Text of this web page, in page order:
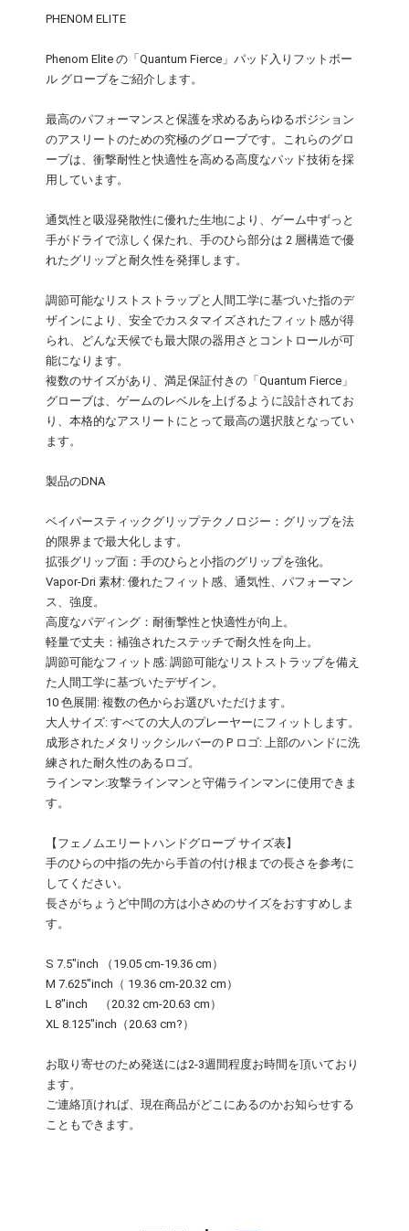
PHENOM ELITE
Phenom Elite の「Quantum Fierce」パッド入りフットボー
ル グローブをご紹介します。
最高のパフォーマンスと保護を求めるあらゆるポジション
のアスリートのための究極のグローブです。これらのグロ
ーブは、衝撃耐性と快適性を高める高度なパッド技術を採
用しています。
通気性と吸湿発散性に優れた生地により、ゲーム中ずっと
手がドライで涼しく保たれ、手のひら部分は 2 層構造で優
れたグリップと耐久性を発揮します。
調節可能なリストストラップと人間工学に基づいた指のデ
ザインにより、安全でカスタマイズされたフィット感が得
られ、どんな天候でも最大限の器用さとコントロールが可
能になります。
複数のサイズがあり、満足保証付きの「Quantum Fierce」
グローブは、ゲームのレベルを上げるように設計されてお
り、本格的なアスリートにとって最高の選択肢となってい
ます。
製品のDNA
ベイパースティックグリップテクノロジー：グリップを法
的限界まで最大化します。
拡張グリップ面：手のひらと小指のグリップを強化。
Vapor-Dri 素材: 優れたフィット感、通気性、パフォーマン
ス、強度。
高度なパディング：耐衝撃性と快適性が向上。
軽量で丈夫：補強されたステッチで耐久性を向上。
調節可能なフィット感: 調節可能なリストストラップを備え
た人間工学に基づいたデザイン。
10 色展開: 複数の色からお選びいただけます。
大人サイズ: すべての大人のプレーヤーにフィットします。
成形されたメタリックシルバーの P ロゴ: 上部のハンドに洗
練された耐久性のあるロゴ。
ラインマン:攻撃ラインマンと守備ラインマンに使用できま
す。
【フェノムエリートハンドグローブ サイズ表】
手のひらの中指の先から手首の付け根までの長さを参考に
してください。
長さがちょうど中間の方は小さめのサイズをおすすめしま
す。
S 7.5"inch （19.05 cm-19.36 cm）
M 7.625"inch（ 19.36 cm-20.32 cm）
L 8"inch （20.32 cm-20.63 cm）
XL 8.125"inch（20.63 cm?）
お取り寄せのため発送には2-3週間程度お時間を頂いており
ます。
ご連絡頂ければ、現在商品がどこにあるのかお知らせする
こともできます。